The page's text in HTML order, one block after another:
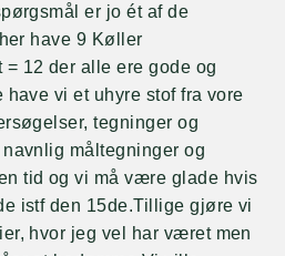
er jo ét af de
have 9 Køller
12 der alle ere gode og
vi et uhyre stof fra vore
tegninger og
måltegninger og
tid og vi må være glade hvis
istf den 15de.Tillige gjøre vi
hvor jeg vel har været men